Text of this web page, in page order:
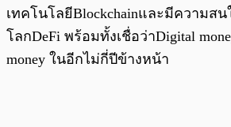
เทคโนโลยีBlockchainและมีความส
โลกDeFi พร้อมทั้งเชื่อว่าDigital
money ในอีกไม่กี่ปีข้างหน้า